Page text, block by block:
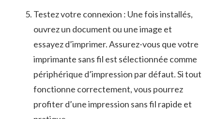
Testez votre connexion⁣ : Une ‍fois ‌installés,
ouvrez un document ou une image et
essayez d’imprimer. Assurez-vous que votre
imprimante sans‌ fil est ⁤sélectionnée ‍comme
périphérique‍ d’impression par défaut. Si tout
fonctionne correctement, vous pourrez
profiter d’une impression sans fil rapide et